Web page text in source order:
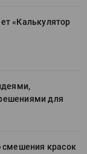
«Калькулятор
для
смешения красок